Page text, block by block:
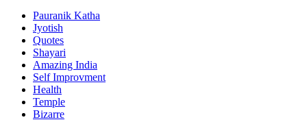
Pauranik Katha
Jyotish
Quotes
Shayari
Amazing India
Self Improvment
Health
Temple
Bizarre